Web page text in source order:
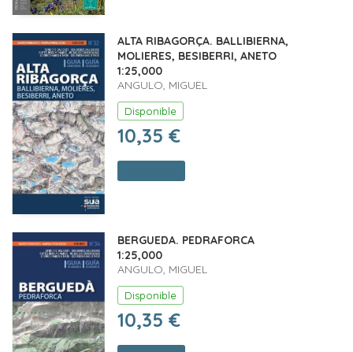
ALTA RIBAGORÇA. BALLIBIERNA,
MOLIERES, BESIBERRI, ANETO
1:25,000
ANGULO, MIGUEL
Disponible
10,35 €
BERGUEDA. PEDRAFORCA
1:25,000
ANGULO, MIGUEL
Disponible
10,35 €